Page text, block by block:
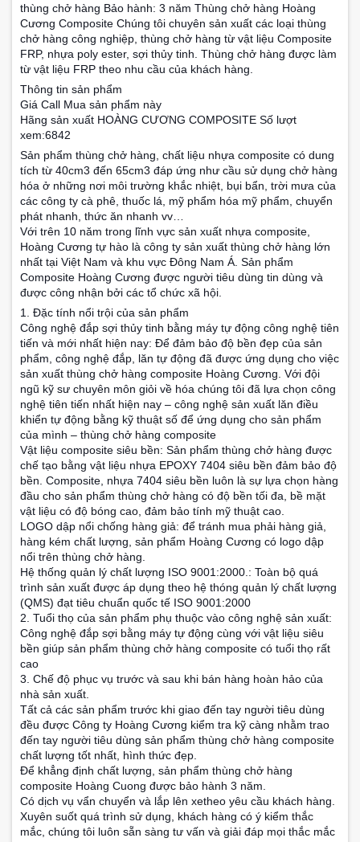
thùng chở hàng Bảo hành: 3 năm Thùng chở hàng Hoàng
Cương Composite Chúng tôi chuyên sản xuất các loại thùng
chở hàng công nghiệp, thùng chở hàng từ vật liệu Composite
FRP, nhựa poly ester, sợi thủy tinh. Thùng chở hàng được làm
từ vật liệu FRP theo nhu cầu của khách hàng.
Thông tin sản phẩm
Giá Call Mua sản phẩm này
Hãng sản xuất HOÀNG CƯƠNG COMPOSITE Số lượt
xem:6842
Sản phẩm thùng chở hàng, chất liệu nhựa composite có dung
tích từ 40cm3 đến 65cm3 đáp ứng như cầu sử dụng chở hàng
hóa ở những nơi môi trường khắc nhiệt, bụi bẩn, trời mưa của
các công ty cà phê, thuốc lá, mỹ phẩm hóa mỹ phẩm, chuyển
phát nhanh, thức ăn nhanh vv…
Với trên 10 năm trong lĩnh vực sản xuất nhựa composite,
Hoàng Cương tự hào là công ty sản xuất thùng chở hàng lớn
nhất tại Việt Nam và khu vực Đông Nam Á. Sản phẩm
Composite Hoàng Cương được người tiêu dùng tin dùng và
được công nhận bởi các tổ chức xã hội.
1. Đặc tính nổi trội của sản phẩm
Công nghệ đắp sợi thủy tinh bằng máy tự động công nghệ tiên
tiến và mới nhất hiện nay: Để đảm bảo độ bền đẹp của sản
phẩm, công nghệ đắp, lăn tự động đã được ứng dụng cho việc
sản xuất thùng chở hàng composite Hoàng Cương. Với đội
ngũ kỹ sư chuyên môn giỏi về hóa chúng tôi đã lựa chọn công
nghệ tiên tiến nhất hiện nay – công nghệ sản xuất lăn điều
khiển tự động bằng kỹ thuật số để ứng dụng cho sản phẩm
của mình – thùng chở hàng composite
Vật liệu composite siêu bền: Sản phẩm thùng chở hàng được
chế tạo bằng vật liệu nhựa EPOXY 7404 siêu bền đảm bảo độ
bền. Composite, nhựa 7404 siêu bền luôn là sự lựa chọn hàng
đầu cho sản phẩm thùng chở hàng có độ bền tối đa, bề mặt
vật liệu có độ bóng cao, đảm bảo tính mỹ thuật cao.
LOGO dập nổi chống hàng giả: để tránh mua phải hàng giả,
hàng kém chất lượng, sản phẩm Hoàng Cương có logo dập
nổi trên thùng chở hàng.
Hệ thống quản lý chất lượng ISO 9001:2000.: Toàn bộ quá
trình sản xuất được áp dụng theo hệ thóng quản lý chất lượng
(QMS) đạt tiêu chuẩn quốc tế ISO 9001:2000
2. Tuổi thọ của sản phẩm phụ thuộc vào công nghệ sản xuất:
Công nghệ đắp sợi bằng máy tự động cùng với vật liệu siêu
bền giúp sản phẩm thùng chở hàng composite có tuổi thọ rất
cao
3. Chế độ phục vụ trước và sau khi bán hàng hoàn hảo của
nhà sản xuất.
Tất cả các sản phẩm trước khi giao đến tay người tiêu dùng
đều được Công ty Hoàng Cương kiểm tra kỹ càng nhằm trao
đến tay người tiêu dùng sản phẩm thùng chở hàng composite
chất lượng tốt nhất, hình thức đẹp.
Để khẳng định chất lượng, sản phẩm thùng chở hàng
composite Hoàng Cuong được bảo hành 3 năm.
Có dịch vụ vẩn chuyển và lắp lên xetheo yêu cầu khách hàng.
Xuyên suốt quá trình sử dụng, khách hàng có ý kiểm thắc
mắc, chúng tôi luôn sẵn sàng tư vấn và giải đáp mọi thắc mắc